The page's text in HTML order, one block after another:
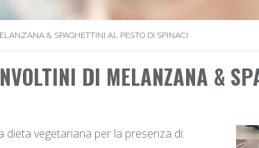
& SPAGHETTINI AL PESTO DI SPINACI
DI MELANZANA &
vegetariana per la presenza di: